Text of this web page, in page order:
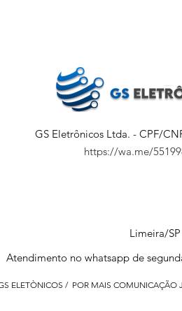
GS Eletrônicos Ltda. - CPF/
https://wa.me/
Limeira/SP
Atendimento no whatsapp de
ELETÒNICOS / POR MAIS COMUNICAÇÃO